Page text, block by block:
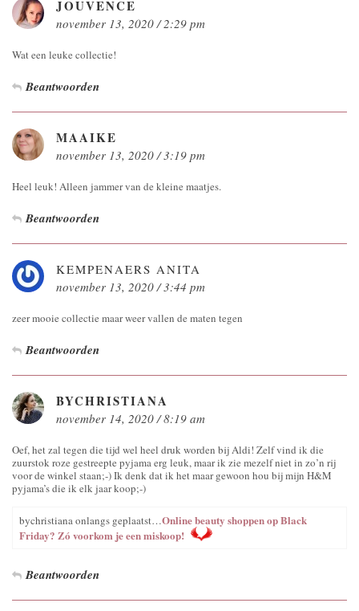
JOUVENCE
november 13, 2020 / 2:29 pm
Wat een leuke collectie!
Beantwoorden
MAAIKE
november 13, 2020 / 3:19 pm
Heel leuk! Alleen jammer van de kleine maatjes.
Beantwoorden
KEMPENAERS ANITA
november 13, 2020 / 3:44 pm
zeer mooie collectie maar weer vallen de maten tegen
Beantwoorden
BYCHRISTIANA
november 14, 2020 / 8:19 am
Oef, het zal tegen die tijd wel heel druk worden bij Aldi! Zelf vind ik die
zuurstok roze gestreepte pyjama erg leuk, maar ik zie mezelf niet in zo’n rij
voor de winkel staan;-) Ik denk dat ik het maar gewoon hou bij mijn H&M
pyjama’s die ik elk jaar koop;-)
bychristiana onlangs geplaatst…Online beauty shoppen op Black
Friday? Zó voorkom je een miskoop!
Beantwoorden